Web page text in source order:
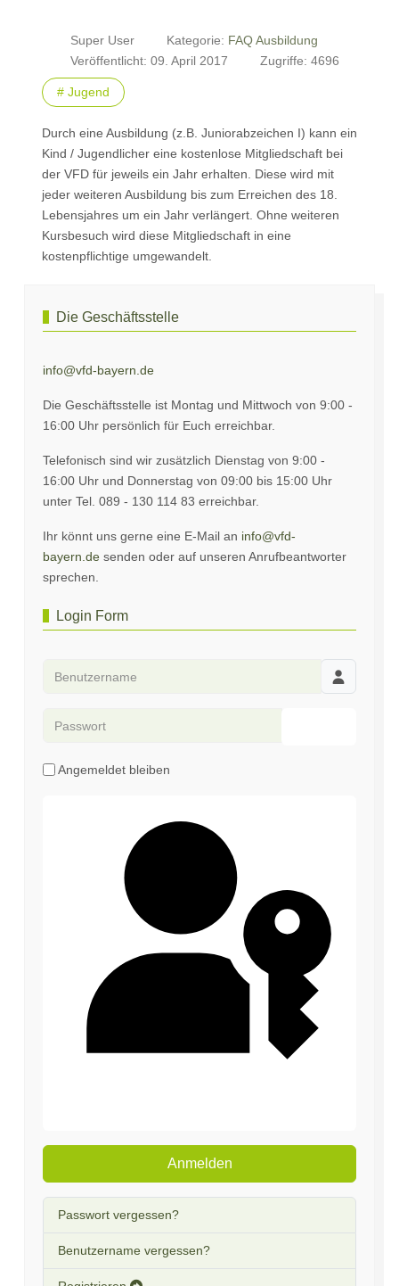
Super User Kategorie: FAQ Ausbildung
Veröffentlicht: 09. April 2017
Zugriffe: 4696
# Jugend
Durch eine Ausbildung (z.B. Juniorabzeichen I) kann ein
Kind / Jugendlicher eine kostenlose Mitgliedschaft bei
der VFD für jeweils ein Jahr erhalten. Diese wird mit
jeder weiteren Ausbildung bis zum Erreichen des 18.
Lebensjahres um ein Jahr verlängert. Ohne weiteren
Kursbesuch wird diese Mitgliedschaft in eine
kostenpflichtige umgewandelt.
Die Geschäftsstelle
info@vfd-bayern.de
Die Geschäftsstelle ist Montag und Mittwoch von 9:00 -
16:00 Uhr persönlich für Euch erreichbar.
Telefonisch sind wir zusätzlich Dienstag von 9:00 -
16:00 Uhr und Donnerstag von 09:00 bis 15:00 Uhr
unter Tel. 089 - 130 114 83 erreichbar.
Ihr könnt uns gerne eine E-Mail an info@vfd-
bayern.de senden oder auf unseren Anrufbeantworter
sprechen.
Login Form
Angemeldet bleiben
Anmelden
Passwort vergessen?
Benutzername vergessen?